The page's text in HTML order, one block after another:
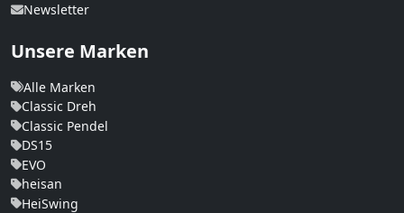
Newsletter
Unsere Marken
Alle Marken
Classic Dreh
Classic Pendel
DS15
EVO
heisan
HeiSwing